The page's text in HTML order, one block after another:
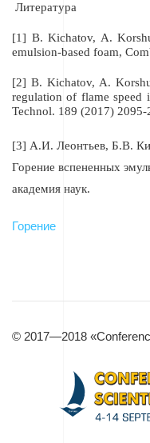
Литература
[1] B. Kichatov, A.
emulsion-based foam,
[2] B. Kichatov, A.
regulation of flame speed
Technol. 189 (2017) 2095-
[3] А.И. Леонтьев, Б.В.
Горение вспененных
академия наук.
Горение
© 2017—2018